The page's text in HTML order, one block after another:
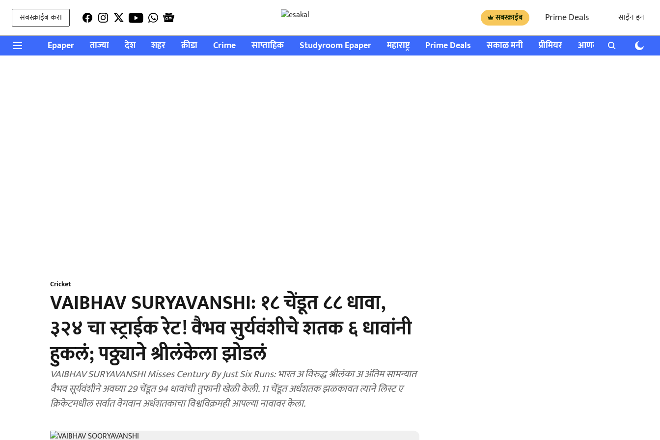
सबस्क्राईब करा सबस्क्राईब Prime Deals साईन इन
Epaper ताज्या देश शहर क्रीडा Crime साप्ताहिक Studyroom Epaper महाराष्ट्र Prime Deals सकाळ मनी प्रीमियर आणखी राशी भविष्य
Cricket
VAIBHAV SURYAVANSHI: १८ चेंडूत ८८ धावा,
३२४ चा स्ट्राईक रेट! वैभव सुर्यवंशीचे शतक ६ धावांनी
हुकलं; पठ्ठ्याने श्रीलंकेला झोडलं
VAIBHAV SURYAVANSHI Misses Century By Just Six Runs: भारत अ विरुद्ध श्रीलंका अ अंतिम सामन्यात
वैभव सूर्यवंशीने अवघ्या 29 चेंडूत 94 धावांची तुफानी खेळी केली. 11 चेंडूत अर्धशतक झळकावत त्याने लिस्ट ए
क्रिकेटमधील सर्वात वेगवान अर्धशतकाचा विश्वविक्रमही आपल्या नावावर केला.